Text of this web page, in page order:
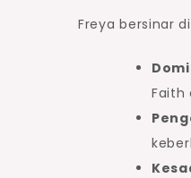
Freya bersinar
Faith